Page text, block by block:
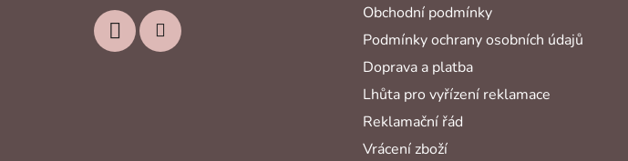
Obchodní podmínky
Podmínky ochrany osobních údajů
Doprava a platba
Lhůta pro vyřízení reklamace
Reklamační řád
Vrácení zboží